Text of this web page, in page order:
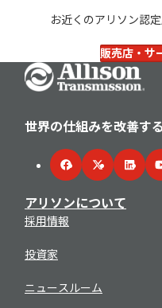
お近くのアリソン認
販売店・サ
Go Home
世界の仕組みを改善する
FacebookTwitter
アリソンについて
採用情報
投資家
ニュースルーム